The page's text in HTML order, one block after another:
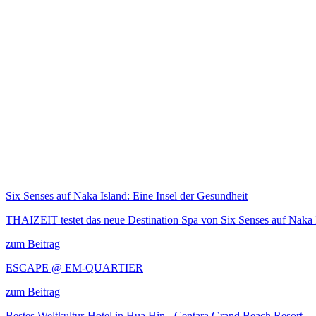
Six Senses auf Naka Island: Eine Insel der Gesundheit
THAIZEIT testet das neue Destination Spa von Six Senses auf Naka
zum Beitrag
ESCAPE @ EM-QUARTIER
zum Beitrag